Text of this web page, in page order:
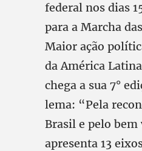
federal nos dias
para a Marcha
Maior ação
da América
chega a sua 7°
lema: “Pela
Brasil e pelo bem
apresenta 13